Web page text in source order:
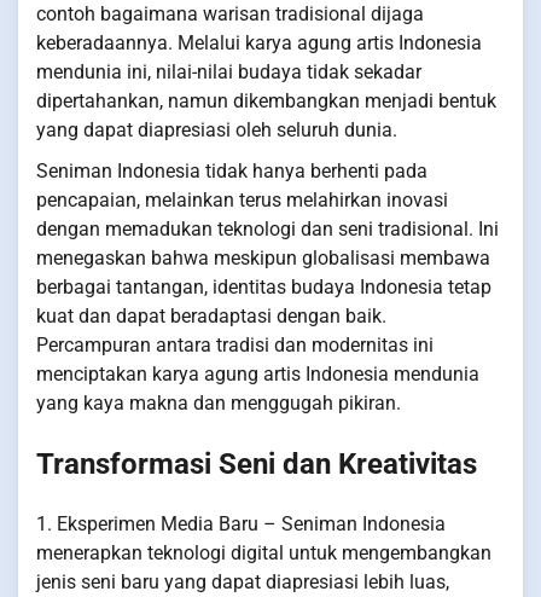
contoh bagaimana warisan tradisional dijaga
keberadaannya. Melalui karya agung artis Indonesia
mendunia ini, nilai-nilai budaya tidak sekadar
dipertahankan, namun dikembangkan menjadi bentuk
yang dapat diapresiasi oleh seluruh dunia.
Seniman Indonesia tidak hanya berhenti pada
pencapaian, melainkan terus melahirkan inovasi
dengan memadukan teknologi dan seni tradisional. Ini
menegaskan bahwa meskipun globalisasi membawa
berbagai tantangan, identitas budaya Indonesia tetap
kuat dan dapat beradaptasi dengan baik.
Percampuran antara tradisi dan modernitas ini
menciptakan karya agung artis Indonesia mendunia
yang kaya makna dan menggugah pikiran.
Transformasi Seni dan Kreativitas
1. Eksperimen Media Baru – Seniman Indonesia
menerapkan teknologi digital untuk mengembangkan
jenis seni baru yang dapat diapresiasi lebih luas,